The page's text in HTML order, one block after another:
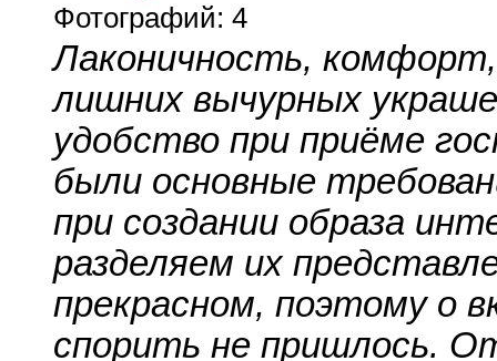
Фотографий: 4
Лаконичность,
лишних вычурных
удобство при приёме
были основные
при создании образа
разделяем их
прекрасном, поэтому о
спорить не пришлось.